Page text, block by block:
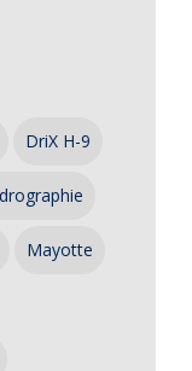
DriX H-9
Mayotte